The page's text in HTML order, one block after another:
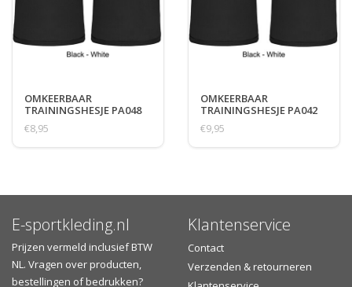
OMKEERBAAR
TRAININGSHESJE PA048
€8,95
OMKEERBAAR
TRAININGSHESJE PA042
€9,95
E-sportkleding.nl
Prijzen vermeld inclusief BTW
NL. Vragen over producten,
bestellingen of bedrukken?
Klantenservice
Contact
Verzenden & retourneren